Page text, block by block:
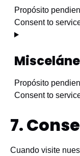
Propósito
Consent to
Propósito
Consent to
7.
Cuando visite